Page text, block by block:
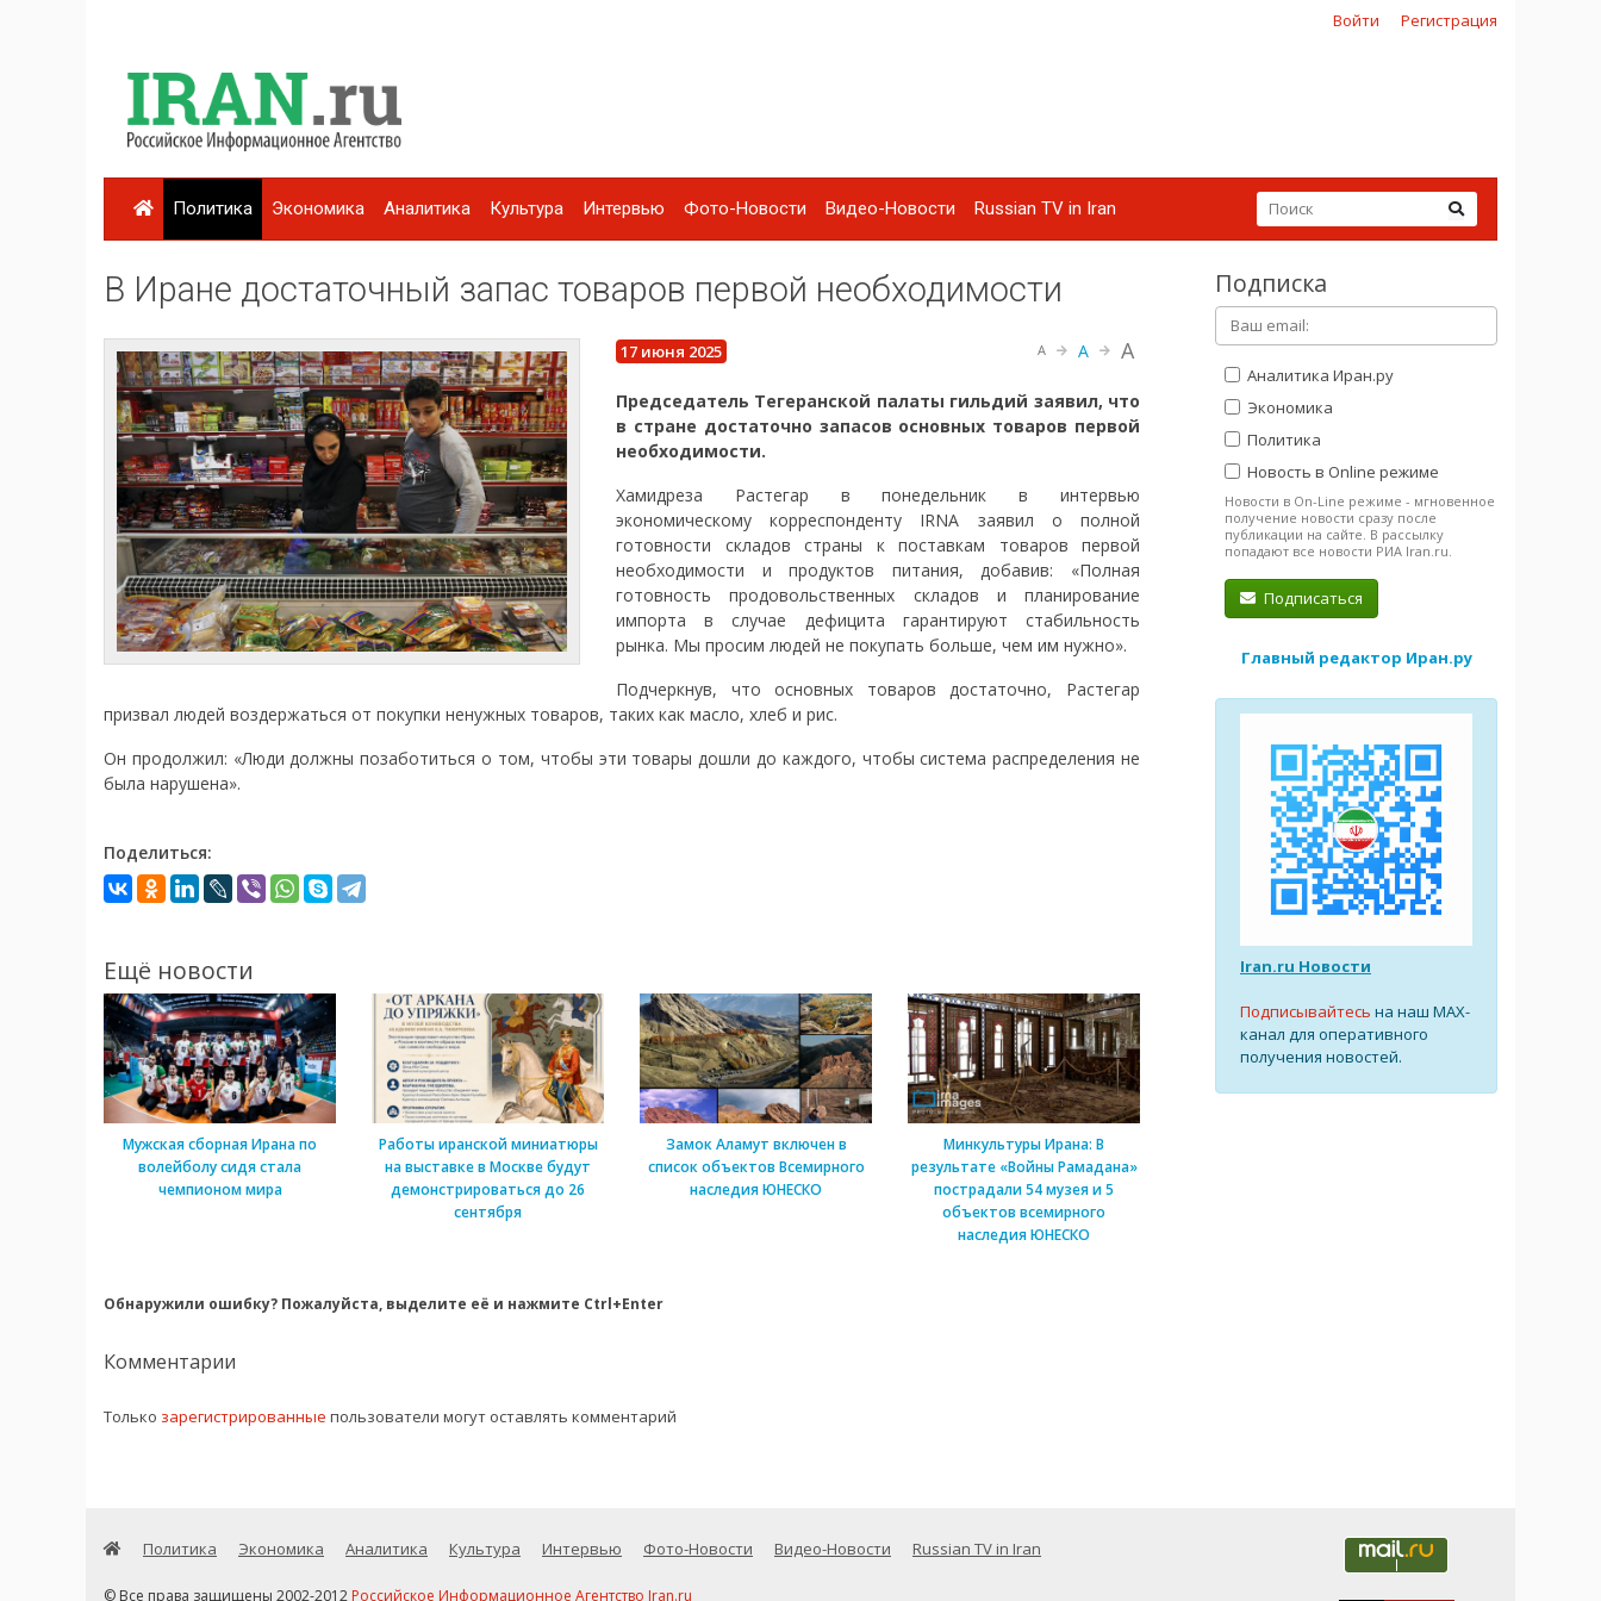
Войти Регистрация
Политика Экономика Аналитика Культура Интервью Фото-Новости Видео-Новости Russian TV in Iran
В Иране достаточный запас товаров первой необходимости
17 июня 2025 A A A
Председатель Тегеранской палаты гильдий заявил, что
в стране достаточно запасов основных товаров первой
необходимости.
Хамидреза Растегар в понедельник в интервью
экономическому корреспонденту IRNA заявил о полной
готовности складов страны к поставкам товаров первой
необходимости и продуктов питания, добавив: «Полная
готовность продовольственных складов и планирование
импорта в случае дефицита гарантируют стабильность
рынка. Мы просим людей не покупать больше, чем им нужно».
Подчеркнув, что основных товаров достаточно, Растегар
призвал людей воздержаться от покупки ненужных товаров, таких как масло, хлеб и рис.
Он продолжил: «Люди должны позаботиться о том, чтобы эти товары дошли до каждого, чтобы система распределения не
была нарушена».
Поделиться:
Ещё новости
Мужская сборная Ирана по
волейболу сидя стала
чемпионом мира
Работы иранской миниатюры
на выставке в Москве будут
демонстрироваться до 26
сентября
Замок Аламут включен в
список объектов Всемирного
наследия ЮНЕСКО
Минкультуры Ирана: В
результате «Войны Рамадана»
пострадали 54 музея и 5
объектов всемирного
наследия ЮНЕСКО
Обнаружили ошибку? Пожалуйста, выделите её и нажмите Ctrl+Enter
Комментарии
Только зарегистрированные пользователи могут оставлять комментарий
Подписка
Аналитика Иран.ру
Экономика
Политика
Новость в Online режиме
Новости в On-Line режиме - мгновенное
получение новости сразу после
публикации на сайте. В рассылку
попадают все новости РИА Iran.ru.
Подписаться
Главный редактор Иран.ру
Iran.ru Новости
Подписывайтесь на наш MAX-
канал для оперативного
получения новостей.
Политика Экономика Аналитика Культура Интервью Фото-Новости Видео-Новости Russian TV in Iran
© Все права защищены 2002-2012 Российское Информационное Агентство Iran.ru